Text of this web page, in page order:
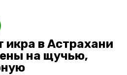
икра в Астрахани
на щучью,